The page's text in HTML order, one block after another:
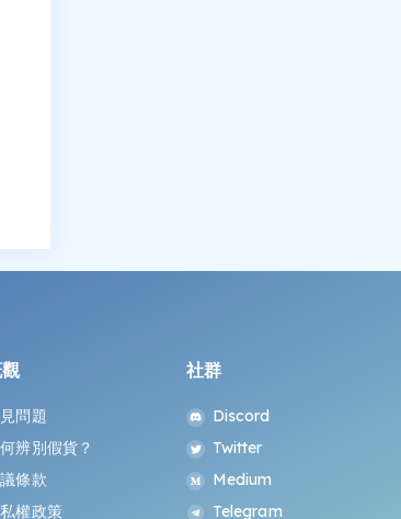
問題
辨別假貨？
條款
權政策
社群
Discord
Twitter
Medium
Telegram